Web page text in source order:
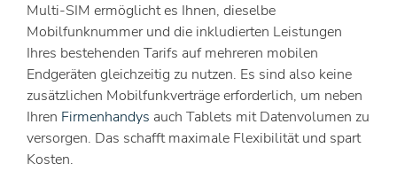
Multi-SIM ermöglicht es Ihnen, dieselbe
Mobilfunknummer und die inkludierten Leistungen
Ihres bestehenden Tarifs auf mehreren mobilen
Endgeräten gleichzeitig zu nutzen. Es sind also keine
zusätzlichen Mobilfunkverträge erforderlich, um neben
Ihren Firmenhandys auch Tablets mit Datenvolumen zu
versorgen. Das schafft maximale Flexibilität und spart
Kosten.